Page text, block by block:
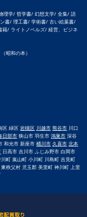
理学/ 哲学書/ 幻想文学/ 全集/ 語
書/ 理工書/ 学術書/ 古い絵葉書/
/ ライトノベルズ/ 経営、ビジネ
昭和の本）
区 緑区岩槻区 川越市 熊谷市 川口
日部市 狭山市 羽生市鴻巣市 深谷
和光市 新座市桶川市 久喜市 北本
日高市 吉川市 ふじみ野市 白岡市
町 嵐山町 小川町 川島町 吉見町
秩父村 児玉郡 美里町 神川町 上里